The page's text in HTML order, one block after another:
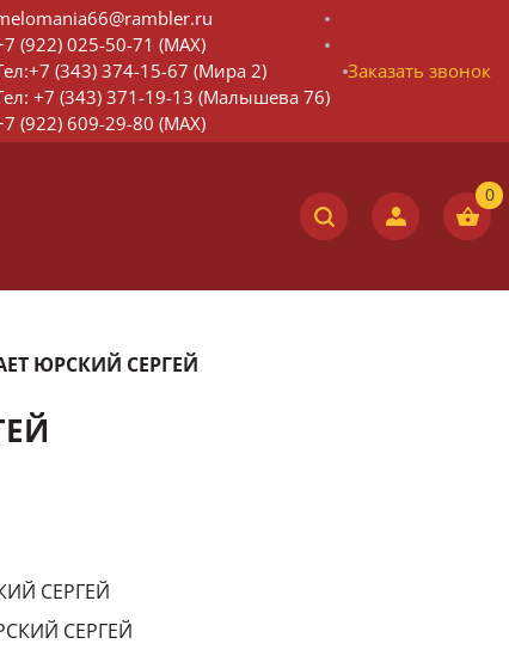
(922) 025-50-71 (MAX)
(343) 374-15-67 (Мира 2)
+7 (343) 371-19-13 (Малышева 76)
(922) 609-29-80 (MAX)
Заказать звонок
ЮРСКИЙ СЕРГЕЙ
СЕРГЕЙ
СЕРГЕЙ